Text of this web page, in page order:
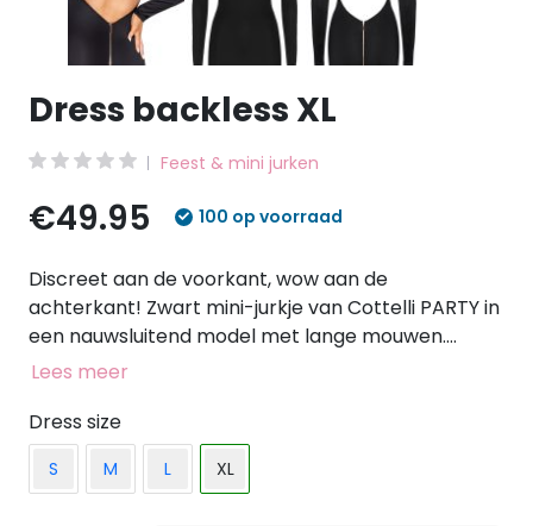
Dress backless XL
Feest & mini jurken
€49.95 100 op voorraad
Discreet aan de voorkant, wow aan de
achterkant! Zwart mini-jurkje van Cottelli PARTY in
een nauwsluitend model met lange mouwen.
Adembenemende plunging halslijn op de rug met
goudkleurige 2-weg ritssluiting in de rok aan de
onderkant. Het fijne stretchmateriaal sluit nauw
aan en zorgt voor optimaal comfort en
Lees meer
Dress size
S M L XL